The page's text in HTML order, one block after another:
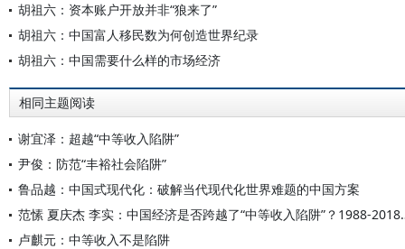
胡祖六：资本账户开放并非“狼来了”
胡祖六：中国富人移民数为何创造世界纪录
胡祖六：中国需要什么样的市场经济
相同主题阅读
谢宜泽：超越“中等收入陷阱”
尹俊：防范“丰裕社会陷阱”
鲁品越：中国式现代化：破解当代现代化世界难题的中国方案
范愫 夏庆杰 李实：中国
卢麒元：中等收入不是陷阱